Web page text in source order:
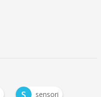
S sensori